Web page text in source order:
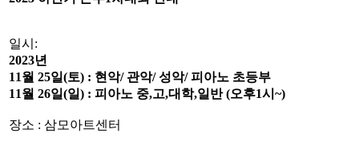
일시:
2023년
11월 25일(토) : 현악/ 관악/ 성악/ 피아노 초등부
11월 26일(일) : 피아노 중,고,대학,일반 (오후1시~)
장소 : 삼모아트센터